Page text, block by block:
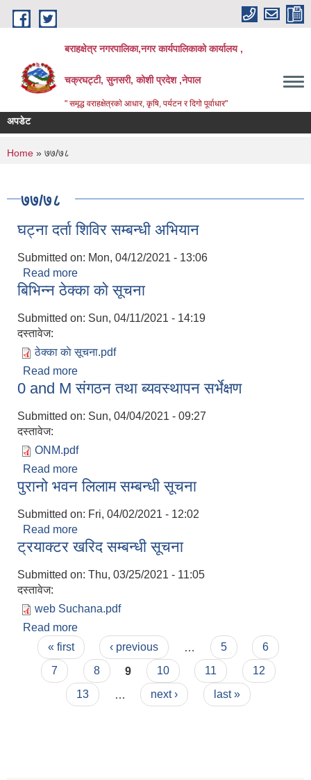
Skip to main content
बराहक्षेत्र नगरपालिका,नगर कार्यपालिकाको कार्यालय ,
चक्रघट्टी, सुनसरी, कोशी प्रदेश ,नेपाल
" समृद्ध वराहक्षेत्रकाे आधार, कृषि, पर्यटन र दिगो पूर्वाधार"
अपडेट
You are here
Home » ७७/७८
७७/७८
घट्ना दर्ता शिविर सम्बन्धी अभियान
Submitted on: Mon, 04/12/2021 - 13:06
Read more
बिभिन्न ठेक्का काे सूचना
Submitted on: Sun, 04/11/2021 - 14:19
दस्तावेज:
ठेक्का काे सूचना.pdf
Read more
0 and M संगठन तथा ब्यवस्थापन सर्भेक्षण
Submitted on: Sun, 04/04/2021 - 09:27
दस्तावेज:
ONM.pdf
Read more
पुरानो भवन लिलाम सम्बन्धी सूचना
Submitted on: Fri, 04/02/2021 - 12:02
Read more
ट्रयाक्टर खरिद सम्बन्धी सूचना
Submitted on: Thu, 03/25/2021 - 11:05
दस्तावेज:
web Suchana.pdf
Read more
Pages
« first ‹ previous 5
6
7
8 9 10 11
12
13
next › last »